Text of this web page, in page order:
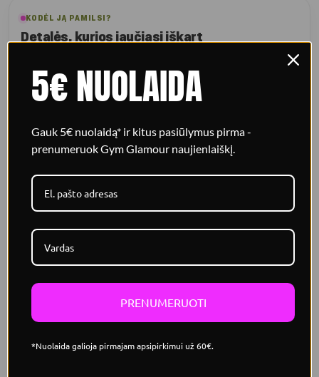
KODĖL JĄ PAMILSI?
Detalės, kurios jaučiasi iškart
Pabrėžia figūrą
Stabilus palaikymas
Dvigubas audinys ir sutvirtinti, išimami kaušeliai užtikrina
komfortą ir prilaikymą.
Reguliuojamas prigludimas
Kryžiuojamos elastingos petnešėlės nugaroje gerina
5€ NUOLAIDA
Gauk 5€ nuolaidą* ir kitus pasiūlymus pirma -
prenumeruok Gym Glamour naujienlaiškį.
PRENUMERUOTI
*Nuolaida galioja pirmajam apsipirkimui už 60€.